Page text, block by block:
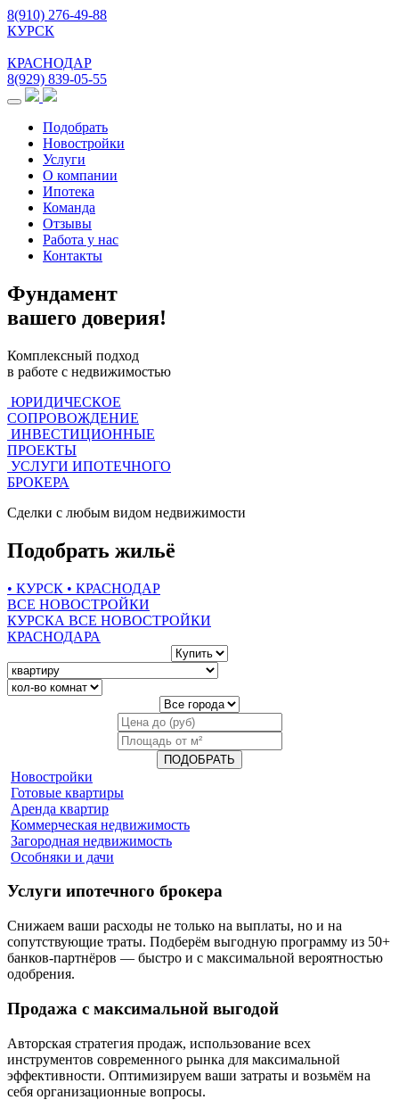
8(910) 276-49-88
КУРСК
КРАСНОДАР
8(929) 839-05-55
Меню
Подобрать
Новостройки
Услуги
О компании
Ипотека
Команда
Отзывы
Работа у нас
Контакты
Фундамент
вашего доверия!
Комплексный подход
в работе с недвижимостью
ЮРИДИЧЕСКОЕ
СОПРОВОЖДЕНИЕ
ИНВЕСТИЦИОННЫЕ
ПРОЕКТЫ
УСЛУГИ ИПОТЕЧНОГО
БРОКЕРА
Сделки с любым видом недвижимости
Подобрать жильё
• КУРСК • КРАСНОДАР
ВСЕ НОВОСТРОЙКИ
КУРСКА ВСЕ НОВОСТРОЙКИ
КРАСНОДАРА
ПОДОБРАТЬ
Новостройки
Готовые квартиры
Аренда квартир
Коммерческая недвижимость
Загородная недвижимость
Особняки и дачи
Услуги ипотечного брокера
Снижаем ваши расходы не только на выплаты, но и на
сопутствующие траты. Подберём выгодную программу из 50+
банков-партнёров — быстро и с максимальной вероятностью
одобрения.
Продажа с максимальной выгодой
Авторская стратегия продаж, использование всех
инструментов современного рынка для максимальной
эффективности. Оптимизируем ваши затраты и возьмём на
себя организационные вопросы.